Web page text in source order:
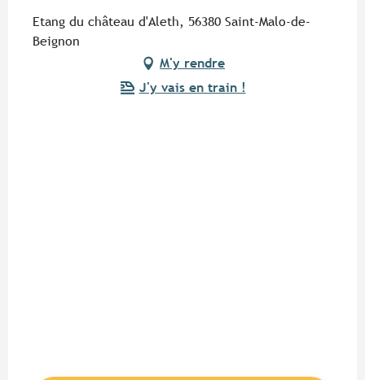
Etang du château d'Aleth, 56380 Saint-Malo-de-
Beignon
M'y rendre
J'y vais en train !